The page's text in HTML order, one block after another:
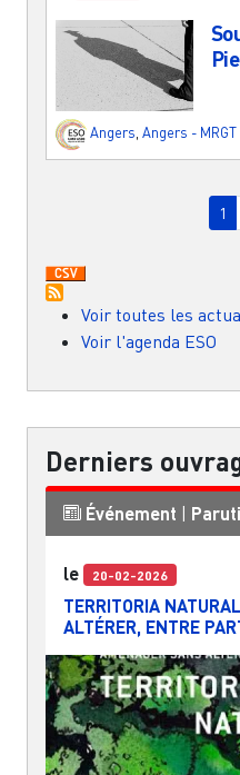
Angers Angers - MRGT
1
Voir toutes les
Voir l'agenda ESO
Derniers
Événement |
le 20-02-2026
TERRITORIA
ALTÉRER, ENTRE